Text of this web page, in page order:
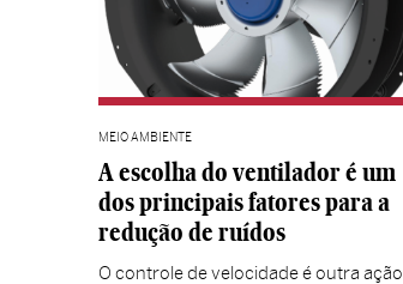
MEIO AMBIENTE
A escolha do ventilador é um
dos principais fatores para a
redução de ruídos
O controle de velocidade é outra ação